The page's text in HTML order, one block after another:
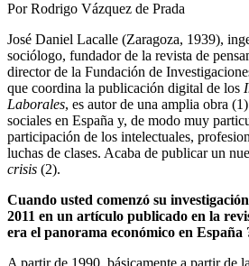
Por Rodrigo Vázquez de Prada
José Daniel Lacalle (Zaragoza, 1939),
sociólogo, fundador de la revista de
director de la Fundación de
que coordina la publicación digital de los
Laborales, es autor de una amplia obra
sociales en España y, de modo muy
participación de los intelectuales,
luchas de clases. Acaba de publicar un
crisis (2).
Cuando usted comenzó su
2011 en un artículo publicado en la
era el panorama económico en España
A partir de 1990, básicamente a partir de